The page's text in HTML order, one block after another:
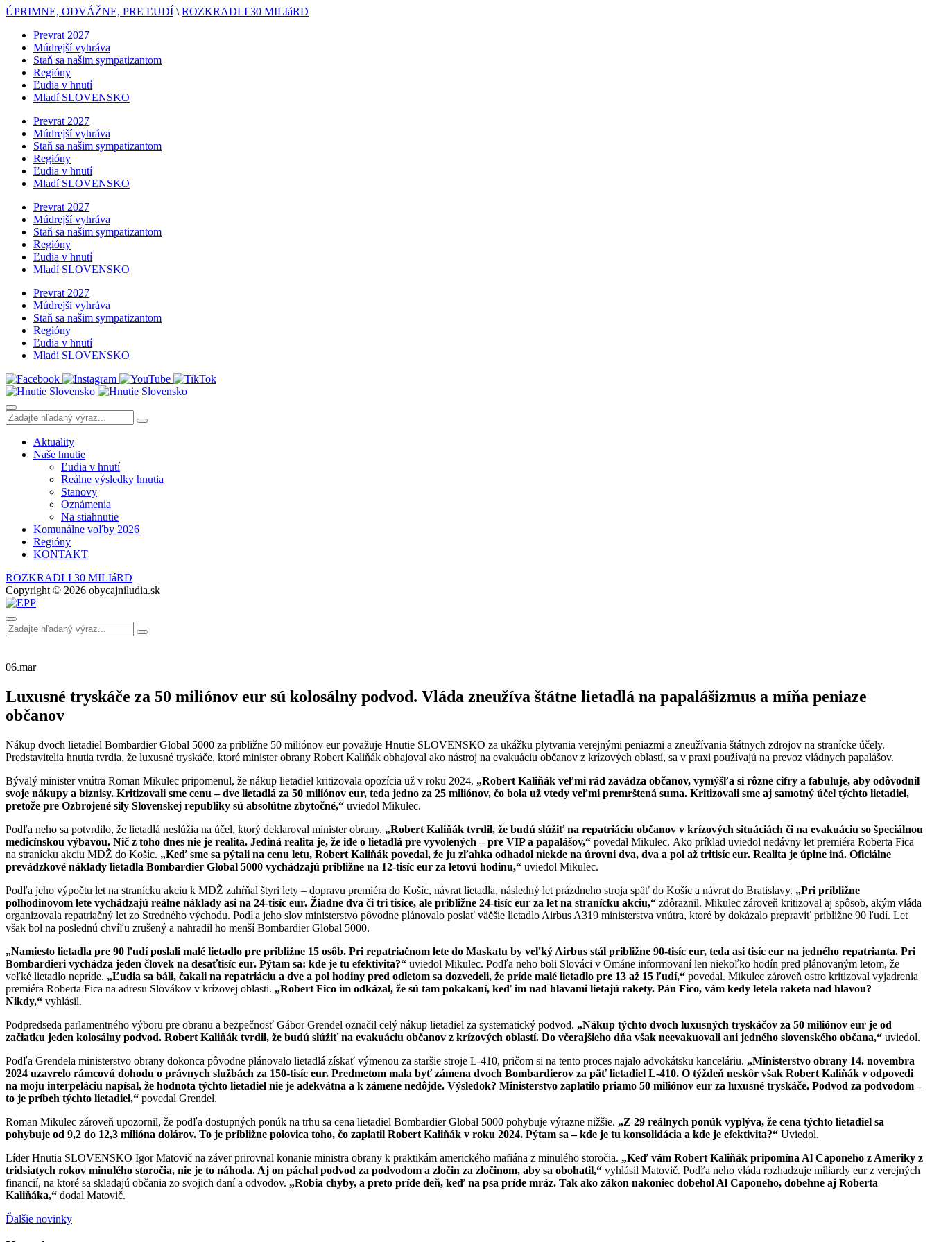
ÚPRIMNE, ODVÁŽNE, PRE ĽUDÍ \ ROZKRADLI 30 MILIáRD
Prevrat 2027
Múdrejší vyhráva
Staň sa našim sympatizantom
Regióny
Ľudia v hnutí
Mladí SLOVENSKO
Prevrat 2027
Múdrejší vyhráva
Staň sa našim sympatizantom
Regióny
Ľudia v hnutí
Mladí SLOVENSKO
Prevrat 2027
Múdrejší vyhráva
Staň sa našim sympatizantom
Regióny
Ľudia v hnutí
Mladí SLOVENSKO
Prevrat 2027
Múdrejší vyhráva
Staň sa našim sympatizantom
Regióny
Ľudia v hnutí
Mladí SLOVENSKO
Aktuality
Naše hnutie
Ľudia v hnutí
Reálne výsledky hnutia
Stanovy
Oznámenia
Na stiahnutie
Komunálne voľby 2026
Regióny
KONTAKT
ROZKRADLI 30 MILIáRD
Copyright © 2026 obycajniludia.sk
06.mar
Luxusné tryskáče za 50 miliónov eur sú kolosálny podvod. Vláda zneužíva štátne lietadlá na papalášizmus a míňa peniaze
občanov
Nákup dvoch lietadiel Bombardier Global 5000 za približne 50 miliónov eur považuje Hnutie SLOVENSKO za ukážku plytvania verejnými peniazmi a zneužívania štátnych zdrojov na stranícke účely.
Predstavitelia hnutia tvrdia, že luxusné tryskáče, ktoré minister obrany Robert Kaliňák obhajoval ako nástroj na evakuáciu občanov z krízových oblastí, sa v praxi používajú na prevoz vládnych papalášov.
Bývalý minister vnútra Roman Mikulec pripomenul, že nákup lietadiel kritizovala opozícia už v roku 2024. „Robert Kaliňák veľmi rád zavádza občanov, vymýšľa si rôzne cifry a fabuluje, aby odôvodnil
svoje nákupy a biznisy. Kritizovali sme cenu – dve lietadlá za 50 miliónov eur, teda jedno za 25 miliónov, čo bola už vtedy veľmi premrštená suma. Kritizovali sme aj samotný účel týchto lietadiel,
pretože pre Ozbrojené sily Slovenskej republiky sú absolútne zbytočné,“ uviedol Mikulec.
Podľa neho sa potvrdilo, že lietadlá neslúžia na účel, ktorý deklaroval minister obrany. „Robert Kaliňák tvrdil, že budú slúžiťna repatriáciu občanov v krízových situáciách či na evakuáciu so špeciálnou
medicínskou výbavou. Nič z toho dnes nie je realita. Jediná realita je, že ide o lietadlá pre vyvolených–pre VIP a papalášov,“ povedal Mikulec. Ako príklad uviedol nedávny let premiéra Roberta Fica
na stranícku akciu MDŽ do Košíc. „Keď sme sa pýtali na cenu letu, Robert Kaliňák povedal, že ju zľahka odhadol niekde na úrovni dva, dva a pol až tritisíc eur. Realita je úplne iná. Oficiálne
prevádzkové náklady lietadla Bombardier Global 5000 vychádzajú približne na 12-tisíc eur za letovú hodinu,“ uviedol Mikulec.
Podľa jeho výpočtu let na stranícku akciu k MDŽ zahŕňal štyri lety – dopravu premiéra do Košíc, návrat lietadla, následný let prázdneho stroja späť do Košíc a návrat do Bratislavy. „Pri približne
polhodinovom lete vychádzajú reálne náklady asi na 24-tisíc eur. Žiadne dva či tri tisíce, ale približne 24-tisíc eur za let na stranícku akciu,“ zdôraznil. Mikulec zároveň kritizoval aj spôsob, akým vláda
organizovala repatriačný let zo Stredného východu. Podľa jeho slov ministerstvo pôvodne plánovalo poslať väčšie lietadlo Airbus A319 ministerstva vnútra, ktoré by dokázalo prepraviť približne 90 ľudí. Let
však bol na poslednú chvíľu zrušený a nahradil ho menší Bombardier Global 5000.
„Namiesto lietadla pre 90 ľudí poslali malé lietadlo pre približne 15 osôb. Pri repatriačnom lete do Maskatu by veľký Airbus stál približne 90-tisíc eur, teda asi tisíc eur na jedného repatrianta. Pri
Bombardieri vychádza jeden človek na desaťtisíc eur. Pýtam sa: kde je tu efektivita?“ uviedol Mikulec. Podľa neho boli Slováci v Ománe informovaní len niekoľko hodín pred plánovaným letom, že
veľké lietadlo nepríde. „Ľudia sa báli, čakali na repatriáciu a dve a pol hodiny pred odletom sa dozvedeli, že príde malé lietadlo pre 13 až 15 ľudí,“ povedal. Mikulec zároveň ostro kritizoval vyjadrenia
premiéra Roberta Fica na adresu Slovákov v krízovej oblasti. „Robert Fico im odkázal, že sú tam pokakaní, keď im nad hlavami lietajú rakety. Pán Fico, vám kedy letela raketa nad hlavou?
Nikdy,“ vyhlásil.
Podpredseda parlamentného výboru pre obranu a bezpečnosť Gábor Grendel označil celý nákup lietadiel za systematický podvod. „Nákup týchto dvoch luxusných tryskáčov za 50 miliónov eur je od
začiatku jeden kolosálny podvod. Robert Kaliňák tvrdil, že budú slúžiť na evakuáciu občanov z krízových oblastí. Do včerajšieho dňa však neevakuovali ani jedného slovenského občana,“ uviedol.
Podľa Grendela ministerstvo obrany dokonca pôvodne plánovalo lietadlá získať výmenou za staršie stroje L-410, pričom si na tento proces najalo advokátsku kanceláriu. „Ministerstvo obrany 14. novembra
2024 uzavrelo rámcovú dohodu o právnych službách za 150-tisíc eur. Predmetom mala byť zámena dvoch Bombardierov za päť lietadiel L-410. O týždeň neskôr však Robert Kaliňák v odpovedi
na moju interpeláciu napísal, že hodnota týchto lietadiel nie je adekvátna a k zámene nedôjde. Výsledok? Ministerstvo zaplatilo priamo 50 miliónov eur za luxusné tryskáče. Podvod za podvodom –
to je príbeh týchto lietadiel,“ povedal Grendel.
Roman Mikulec zároveň upozornil, že podľa dostupných ponúk na trhu sa cena lietadiel Bombardier Global 5000 pohybuje výrazne nižšie. „Z 29 reálnych ponúk vyplýva, že cena týchto lietadiel sa
pohybuje od 9,2 do 12,3 milióna dolárov. To je približne polovica toho, čo zaplatil Robert Kaliňák v roku 2024. Pýtam sa – kde je tu konsolidácia a kde je efektivita?“ Uviedol.
Líder Hnutia SLOVENSKO Igor Matovič na záver prirovnal konanie ministra obrany k praktikám amerického mafiána z minulého storočia. „Keď vám Robert Kaliňák pripomína Al Caponeho z Ameriky z
tridsiatych rokov minulého storočia, nie je to náhoda. Aj on páchal podvod za podvodom a zločin za zločinom, aby sa obohatil,“ vyhlásil Matovič. Podľa neho vláda rozhadzuje miliardy eur z verejných
financií, na ktoré sa skladajú občania zo svojich daní a odvodov. „Robia chyby, a preto príde deň, keď na psa príde mráz. Tak ako zákon nakoniec dobehol Al Caponeho, dobehne aj Roberta
Kaliňáka,“ dodal Matovič.
Ďalšie novinky